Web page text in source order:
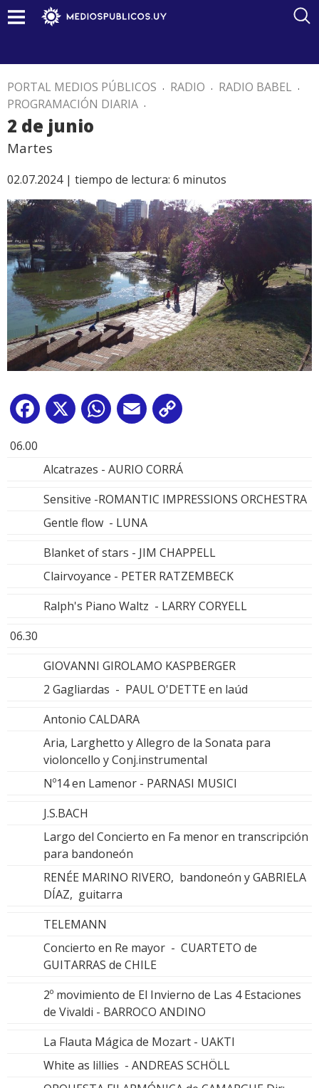
PORTAL MEDIOS PÚBLICOS . RADIO . RADIO BABEL .
PROGRAMACIÓN DIARIA .
2 de junio
Martes
02.07.2024 | tiempo de lectura: 6 minutos
Facebook
X WhatsApp
Email
06.00
Alcatrazes - AURIO CORRÁ
Sensitive -ROMANTIC IMPRESSIONS ORCHESTRA
Gentle flow - LUNA
Blanket of stars - JIM CHAPPELL
Clairvoyance - PETER RATZEMBECK
Ralph's Piano Waltz - LARRY CORYELL
06.30
GIOVANNI GIROLAMO KASPBERGER
2 Gagliardas - PAUL O'DETTE en laúd
Antonio CALDARA
Aria, Larghetto y Allegro de la Sonata para
violoncello y Conj.instrumental
Nº14 en Lamenor - PARNASI MUSICI
J.S.BACH
Largo del Concierto en Fa menor en transcripción
para bandoneón
RENÉE MARINO RIVERO, bandoneón y GABRIELA
DÍAZ, guitarra
TELEMANN
Concierto en Re mayor - CUARTETO de
GUITARRAS de CHILE
2º movimiento de El Invierno de Las 4 Estaciones
de Vivaldi - BARROCO ANDINO
La Flauta Mágica de Mozart - UAKTI
White as lillies - ANDREAS SCHÖLL